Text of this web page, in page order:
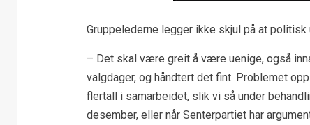
Gruppelederne legger ikke skjul på at
– Det skal være greit å være uenige, også
valgdager, og håndtert det fint. Problemet
flertall i samarbeidet, slik vi så under
desember, eller når Senterpartiet har